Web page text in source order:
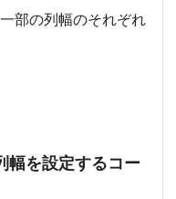
部の列幅のそれぞれ
幅を設定するコー